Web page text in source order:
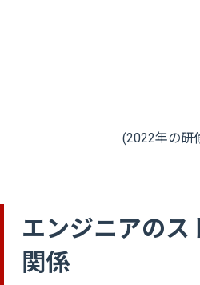
(2022年の研
エンジニアのス
関係